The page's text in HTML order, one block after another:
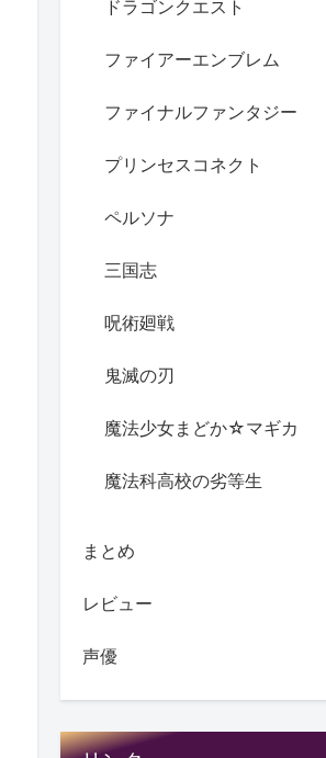
ドラゴンクエスト
ファイアーエンブレム
ファイナルファンタジー
プリンセスコネクト
ペルソナ
三国志
呪術廻戦
鬼滅の刃
魔法少女まどか☆マギカ
魔法科高校の劣等生
まとめ
レビュー
声優